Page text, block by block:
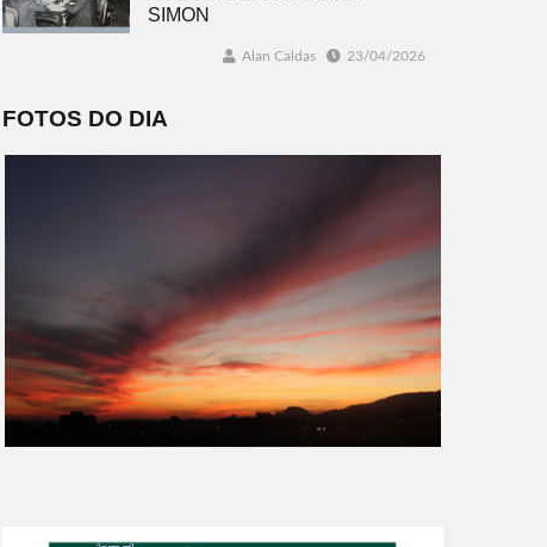
SIMON
Alan Caldas 23/04/2026
FOTOS DO DIA